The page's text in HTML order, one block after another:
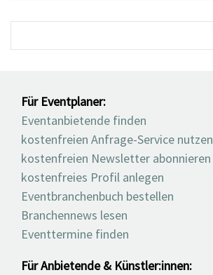
Für Eventplaner:
Eventanbietende finden
kostenfreien Anfrage-Service nutzen
kostenfreien Newsletter abonnieren
kostenfreies Profil anlegen
Eventbranchenbuch bestellen
Branchennews lesen
Eventtermine finden
Für Anbietende & Künstler:innen: